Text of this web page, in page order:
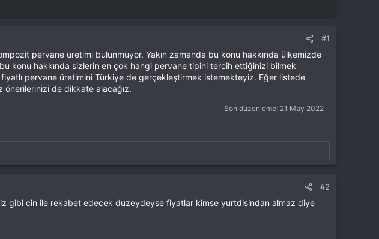
#1
pervane üretimi bulunmuyor. Yakın zamanda bu konu hakkında ülkemizde
bu konu hakkında sizlerin en çok hangi pervane tipini tercih ettiğinizi bilmek
pervane üretimini Türkiye de gerçekleştirmek istemekteyiz. Eğer listede
önerilerinizi de dikkate alacağız.
Son düzenleme: 21 May 2022
#2
gibi cin ile rekabet edecek duzeydeyse fiyatlar kimse yurtdisindan almaz diye